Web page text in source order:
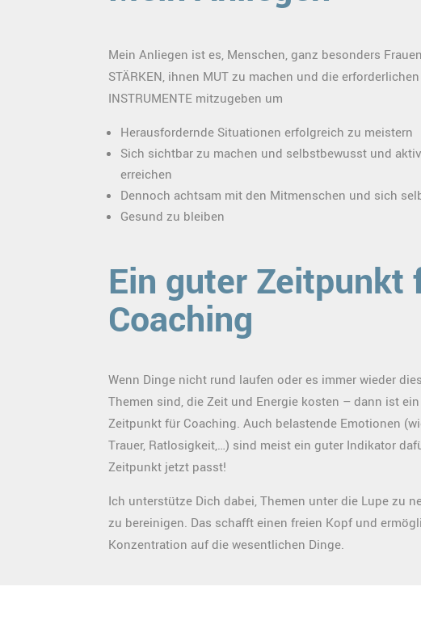
Mein Anliegen ist es, Menschen, ganz besonders
STÄRKEN, ihnen MUT zu machen und die erforderlichen
INSTRUMENTE mitzugeben um
Herausfordernde Situationen erfolgreich zu meistern
Sich sichtbar zu machen und selbstbewusst und
erreichen
Dennoch achtsam mit den Mitmenschen und sich
Gesund zu bleiben
Ein guter Zeitpunkt
Coaching
Wenn Dinge nicht rund laufen oder es immer wieder
Themen sind, die Zeit und Energie kosten – dann ist
Zeitpunkt für Coaching. Auch belastende Emotionen
Trauer, Ratlosigkeit,…) sind meist ein guter Indikator
Zeitpunkt jetzt passt!
Ich unterstütze Dich dabei, Themen unter die Lupe zu
zu bereinigen. Das schafft einen freien Kopf und
Konzentration auf die wesentlichen Dinge.